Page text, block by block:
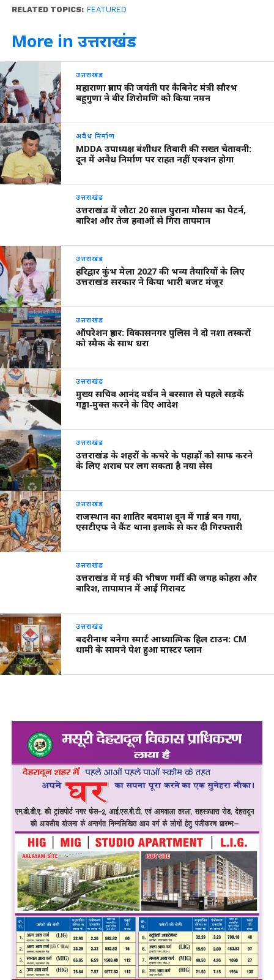
RELATED TOPICS: FEATURED
More in उत्तराखंड
उत्तराखंड
महाराणा प्रताप की जयंती पर कैबिनेट मंत्री सौरभ
बहुगुणा ने वीर शिरोमणि को किया नमन
अवैध निर्माण
MDDA उपाध्यक्ष बंशीधर तिवारी की सख्त चेतावनी:
दून में अवैध निर्माण पर राहत नहीं एक्शन होगा
उत्तराखंड
उत्तराखंड में लौटा 20 साल पुराना मौसम का पैटर्न,
बारिश और तेज हवाओं से गिरा तापमान
उत्तराखंड
हरिद्वार कुंभ मेला 2027 की भव्य तैयारियों के लिए
उत्तराखंड सरकार ने किया भारी बजट मंजूर
उत्तराखंड
ऑपरेशन प्रहार: विकासनगर पुलिस ने दो नशा तस्करों
को स्मैक के साथ धरा
उत्तराखंड
मुख्य सचिव आनंद वर्धन ने बरसात से पहले सड़कें
गड्ढा‑मुक्त करने के दिए आदेश
उत्तराखंड
उत्तराखंड के शहरों के कचरे के पहाड़ों को साफ करने
के लिए शराब पर लग सकता है नया सेस
उत्तराखंड
राजस्थान का शातिर बदमाश दून में गार्ड बन गया,
एसटीएफ ने कैंट थाना इलाके से कर दी गिरफ्तारी
उत्तराखंड
उत्तराखंड में मई की भीषण गर्मी की जगह कोहरा और
बारिश, तापामान में आई गिरावट
उत्तराखंड
बदरीनाथ बनेगा स्मार्ट आध्यात्मिक हिल टाउन: CM
धामी के सामने पेश हुआ मास्टर प्लान